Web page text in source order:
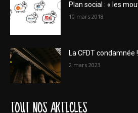
Plan social : « les
10 mars 2018
La CFDT condamnée !
2 mars 2023
TOUT NOS ARTICLES